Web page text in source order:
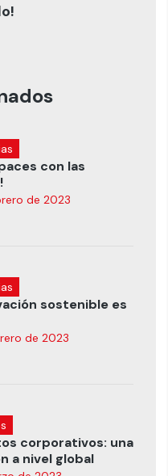
con las
de 2023
sostenible es
de 2023
corporativos: una
a nivel global